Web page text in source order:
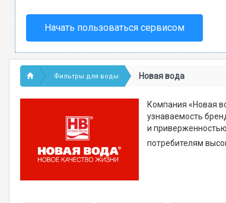
Начать пользоваться сервисом
Фильтры для воды Новая вода
Компания «Новая
узнаваемость
и
потребителям